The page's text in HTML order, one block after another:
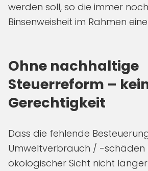
werden soll, so die immer
Binsenweisheit im Rahmen
Ohne nachhaltige
Steuerreform –
Gerechtigkeit
Dass die fehlende
Umweltverbrauch / -schäden
ökologischer Sicht nicht